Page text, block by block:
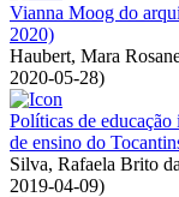
Vianna Moog do
2020)
Haubert, Mara
2020-05-28)
Políticas de educação
de ensino do
Silva, Rafaela Brito da
2019-04-09)